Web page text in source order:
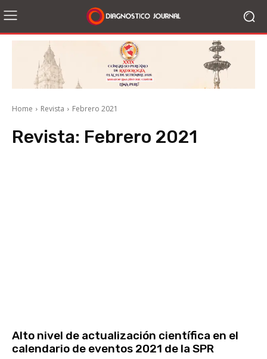
Home Revista Febrero 2021
Revista: Febrero 2021
Alto nivel de actualización científica en el
calendario de eventos 2021 de la SPR